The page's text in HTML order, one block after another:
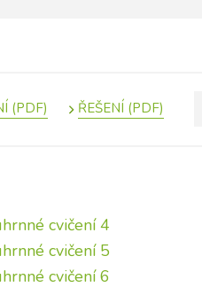
cvičení 4
cvičení 5
cvičení 6